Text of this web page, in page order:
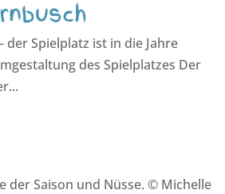
Spielplatz ist in die Jahre
des Spielplatzes Der
der Saison und Nüsse. © Michelle